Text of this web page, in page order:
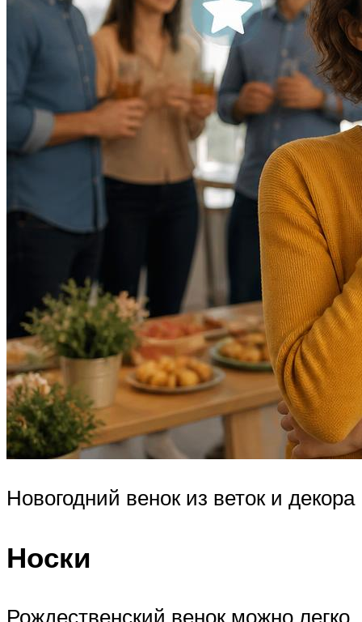
Новогодний венок из веток и декора
Носки
Рождественский венок можно легко